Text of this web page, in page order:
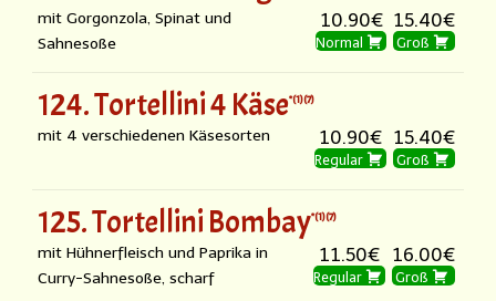
10.90€
Normal
15.40€
Groß
mit Gorgonzola, Spinat und
Sahnesoße
124. Tortellini 4 Käse 1 7
10.90€
Regular
15.40€
Groß
mit 4 verschiedenen Käsesorten
125. Tortellini Bombay 1 7
11.50€
Regular
16.00€
Groß
mit Hühnerfleisch und Paprika in
Curry-Sahnesoße, scharf